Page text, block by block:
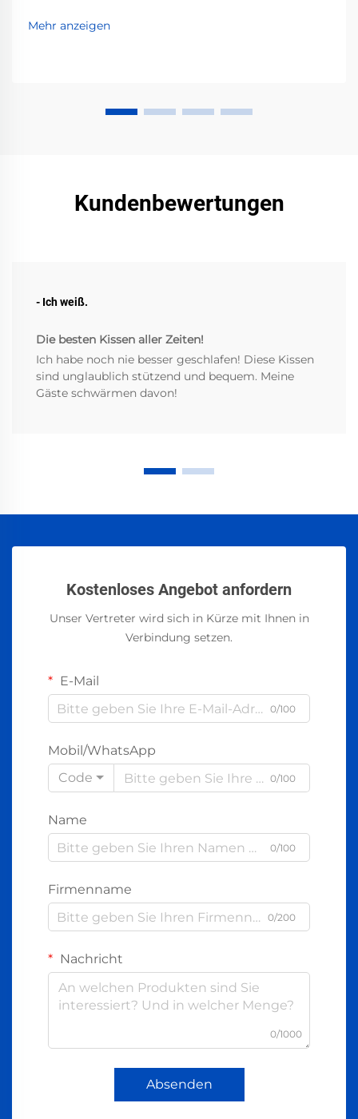
Mehr anzeigen
Kundenbewertungen
- Ich weiß.
Die besten Kissen aller Zeiten!
Ich habe noch nie besser geschlafen! Diese Kissen
sind unglaublich stützend und bequem. Meine
Gäste schwärmen davon!
Kostenloses Angebot anfordern
Unser Vertreter wird sich in Kürze mit Ihnen in
Verbindung setzen.
E-Mail
0/100
Mobil/WhatsApp
Code
0/100
Name
0/100
Firmenname
0/200
Nachricht
0/1000
Absenden